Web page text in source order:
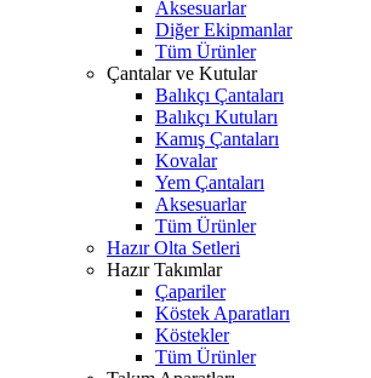
Aksesuarlar
Diğer Ekipmanlar
Tüm Ürünler
Çantalar ve Kutular
Balıkçı Çantaları
Balıkçı Kutuları
Kamış Çantaları
Kovalar
Yem Çantaları
Aksesuarlar
Tüm Ürünler
Hazır Olta Setleri
Hazır Takımlar
Çapariler
Köstek Aparatları
Köstekler
Tüm Ürünler